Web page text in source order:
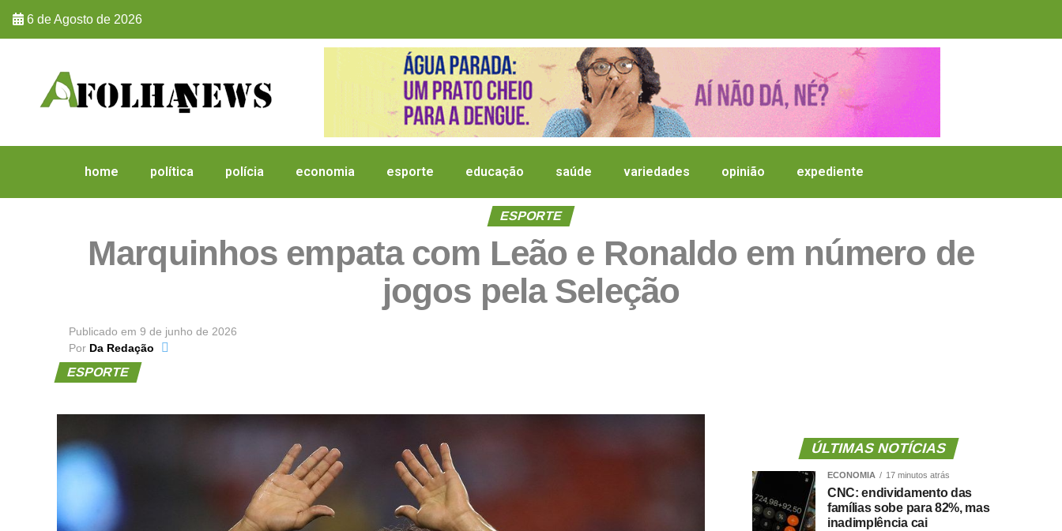
6 de Agosto de 2026
home política polícia economia esporte educação saúde variedades opinião expediente
ESPORTE
Marquinhos empata com Leão e Ronaldo em número de
jogos pela Seleção
Publicado em 9 de junho de 2026
Por Da Redação
ESPORTE
ÚLTIMAS NOTÍCIAS
ECONOMIA 17 minutos atrás
CNC: endividamento das
famílias sobe para 82%, mas
inadimplência cai